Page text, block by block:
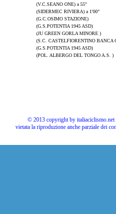
(V.C.SEANO ONE) a 55"
(SIDERMEC RIVIERA) a 1'00"
(G.C.OSIMO STAZIONE)
(G.S.POTENTIA 1945 ASD)
(JU GREEN GORLA MINORE )
(S.C. CASTELFIORENTINO BANCA
(G.S.POTENTIA 1945 ASD)
(POL. ALBERGO DEL TONGO A.S. )
© 2013 copyright by
vietata la riproduzione anche parziale dei